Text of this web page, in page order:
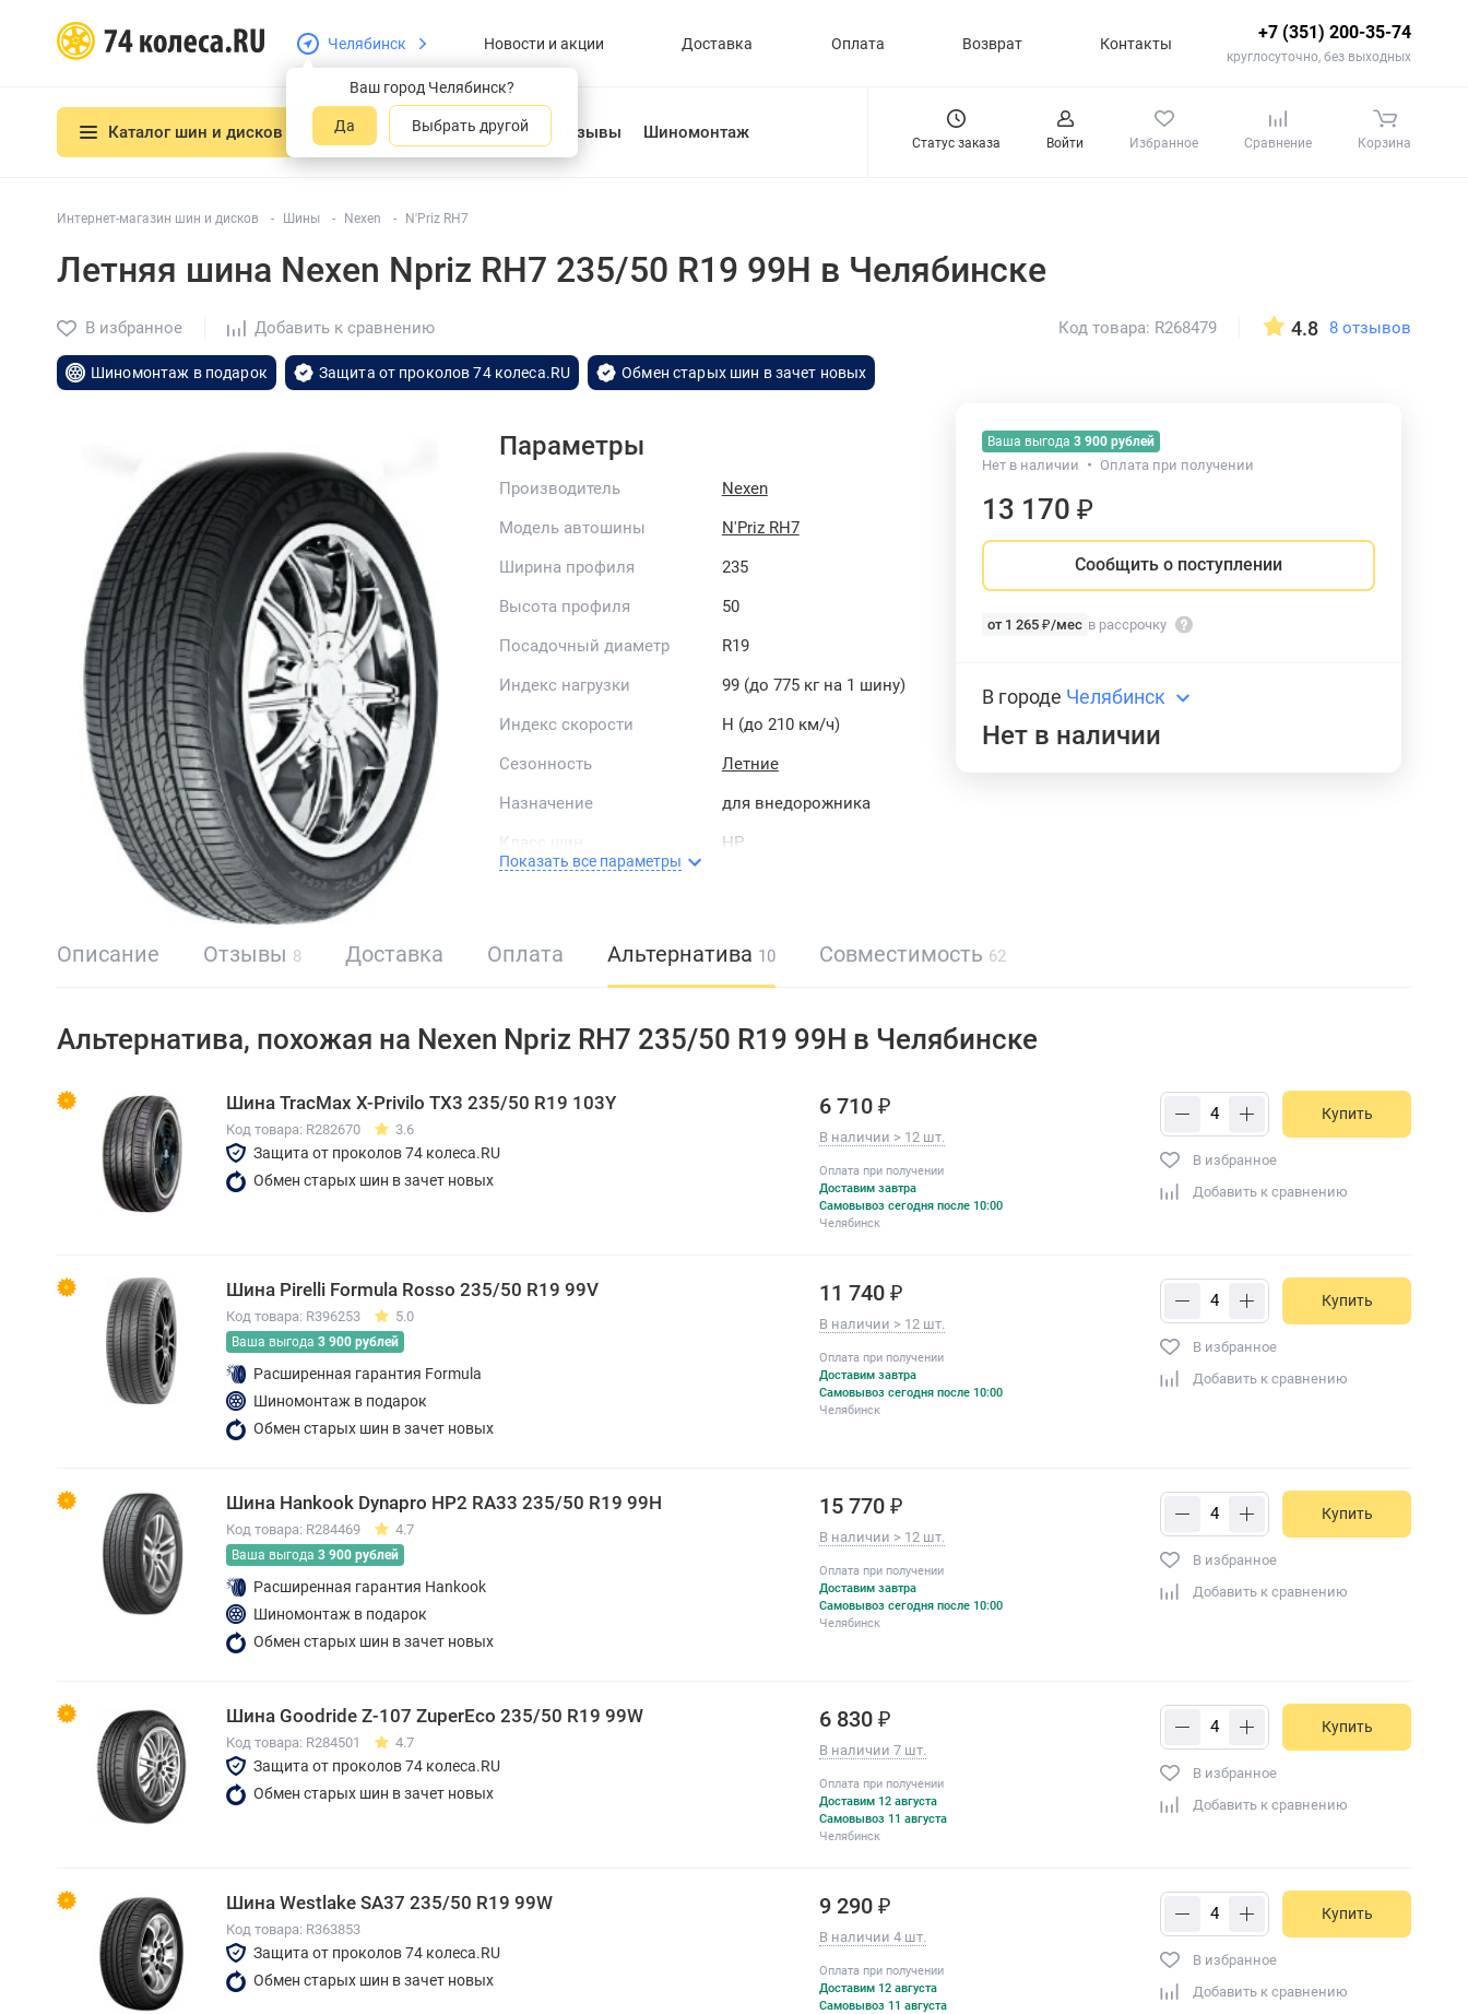
Челябинск
Ваш город Челябинск?
Да Выбрать другой
Новости и акции Доставка Оплата Возврат Контакты
+7 (351) 200-35-74
круглосуточно, без выходных
Каталог шин и дисков О нас Отзывы Шиномонтаж
Статус заказа Войти Избранное Сравнение Корзина
Интернет-магазин шин и дисков Шины Nexen N'Priz RH7
Летняя шина Nexen Npriz RH7 235/50 R19 99H в Челябинске
В избранное Добавить к сравнению Код товара: R268479 4.8 8 отзывов
Шиномонтаж в подарок Защита от проколов 74 колеса.RU Обмен старых шин в зачет новых
Параметры
Производитель
Nexen
Модель автошины
N'Priz RH7
Ширина профиля
235
Высота профиля
50
Посадочный диаметр
R19
Индекс нагрузки
99 (до 775 кг на 1 шину)
Индекс скорости
H (до 210 км/ч)
Сезонность
Летние
Назначение
для внедорожника
Класс шин
HP
Страна бренда
Корея
Год производства
2025-2026
Изностойкость
Показать все параметры
Ваша выгода 3 900 рублей
Нет в наличии Оплата при получении
13 170 ₽
Сообщить о поступлении
от 1 265 ₽/мес в рассрочку
В городе Челябинск
Нет в наличии
Описание Отзывы 8 Доставка Оплата Альтернатива 10 Совместимость 62
Альтернатива, похожая на Nexen Npriz RH7 235/50 R19 99H в Челябинске
Шина TracMax X-Privilo TX3 235/50 R19 103Y
Код товара: R282670 3.6
Защита от проколов 74 колеса.RU
Обмен старых шин в зачет новых
6 710 ₽
В наличии > 12 шт.
Оплата при получении
Доставим завтра
Самовывоз сегодня после 10:00
Челябинск
Купить
В избранное
Добавить к сравнению
Шина Pirelli Formula Rosso 235/50 R19 99V
Код товара: R396253 5.0
Ваша выгода 3 900 рублей
Расширенная гарантия Formula
Шиномонтаж в подарок
Обмен старых шин в зачет новых
11 740 ₽
В наличии > 12 шт.
Оплата при получении
Доставим завтра
Самовывоз сегодня после 10:00
Челябинск
Купить
В избранное
Добавить к сравнению
Шина Hankook Dynapro HP2 RA33 235/50 R19 99H
Код товара: R284469 4.7
Ваша выгода 3 900 рублей
Расширенная гарантия Hankook
Шиномонтаж в подарок
Обмен старых шин в зачет новых
15 770 ₽
В наличии > 12 шт.
Оплата при получении
Доставим завтра
Самовывоз сегодня после 10:00
Челябинск
Купить
В избранное
Добавить к сравнению
Шина Goodride Z-107 ZuperEco 235/50 R19 99W
Код товара: R284501 4.7
Защита от проколов 74 колеса.RU
Обмен старых шин в зачет новых
6 830 ₽
В наличии 7 шт.
Оплата при получении
Доставим 12 августа
Самовывоз 11 августа
Челябинск
Купить
В избранное
Добавить к сравнению
Шина Westlake SA37 235/50 R19 99W
Код товара: R363853
Защита от проколов 74 колеса.RU
Обмен старых шин в зачет новых
9 290 ₽
В наличии 4 шт.
Оплата при получении
Доставим 12 августа
Самовывоз 11 августа
Купить
В избранное
Добавить к сравнению